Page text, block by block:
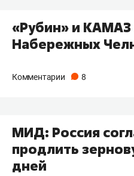
«Рубин» и КАМАЗ
Набережных
Комментарии 8
МИД: Россия
продлить
дней